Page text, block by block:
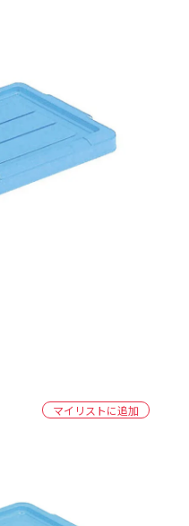
マイリストに追加